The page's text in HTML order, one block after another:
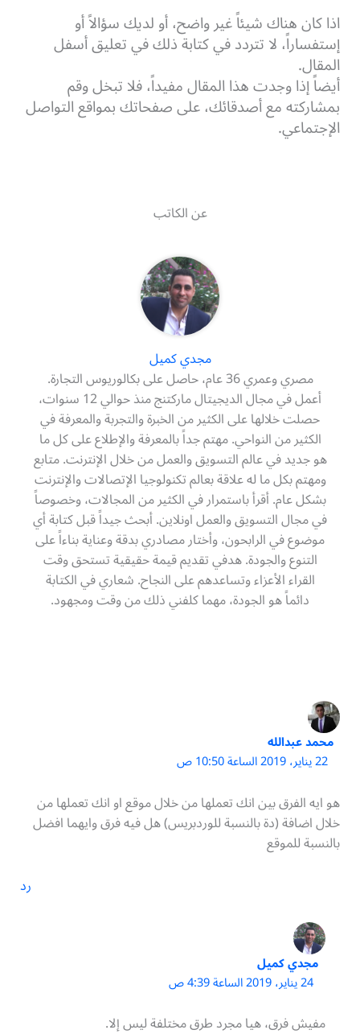
اذا كان هناك شيئاً غير واضح، أو لديك سؤالاً أو
إستفساراً، لا تتردد في كتابة ذلك في تعليق أسفل
المقال.
أيضاً إذا وجدت هذا المقال مفيداً، فلا تبخل وقم
بمشاركته مع أصدقائك، على صفحاتك بمواقع التواصل
الإجتماعي.
عن الكاتب
مجدي كميل
مصري وعمري 36 عام، حاصل على بكالوريوس التجارة.
أعمل في مجال الديجيتال ماركتنج منذ حوالي 12 سنوات،
حصلت خلالها على الكثير من الخبرة والتجربة والمعرفة في
الكثير من النواحي. مهتم جداً بالمعرفة والإطلاع على كل ما
هو جديد في عالم التسويق والعمل من خلال الإنترنت. متابع
ومهتم بكل ما له علاقة بعالم تكنولوجيا الإتصالات والإنترنت
بشكل عام. أقرأ باستمرار في الكثير من المجالات، وخصوصاً
في مجال التسويق والعمل اونلاين. أبحث جيداً قبل كتابة أي
موضوع في الرابحون، وأختار مصادري بدقة وعناية بناءاً على
التنوع والجودة. هدفي تقديم قيمة حقيقية تستحق وقت
القراء الأعزاء وتساعدهم على النجاح. شعاري في الكتابة
دائماً هو الجودة، مهما كلفني ذلك من وقت ومجهود.
محمد عبدالله
22 يناير، 2019 الساعة 10:50 ص
هو ايه الفرق بين انك تعملها من خلال موقع او انك تعملها من
خلال اضافة (دة بالنسبة للوردبريس) هل فيه فرق وايهما افضل
بالنسبة للموقع
رد
مجدي كميل
24 يناير، 2019 الساعة 4:39 ص
مفيش فرق، هيا مجرد طرق مختلفة ليس إلا.